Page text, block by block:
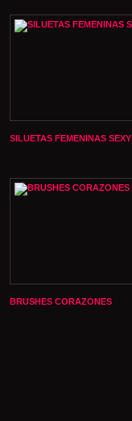
SILUETAS FEMENINAS SEXY
BRUSHES CORAZONES